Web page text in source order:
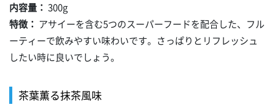
内容量： 300g
特徴： アサイーを含む5つのスーパーフードを配合した、フル
ーティーで飲みやすい味わいです。さっぱりとリフレッシュ
したい時に良いでしょう。
茶葉薫る抹茶風味